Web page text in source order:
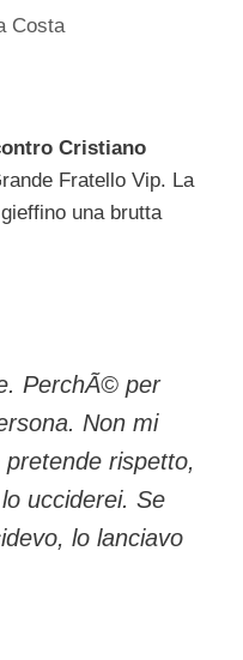
Costa
Cristiano
Fratello Vip. La
una brutta
PerchÃ© per
Non mi
rispetto,
ucciderei. Se
lo lanciavo